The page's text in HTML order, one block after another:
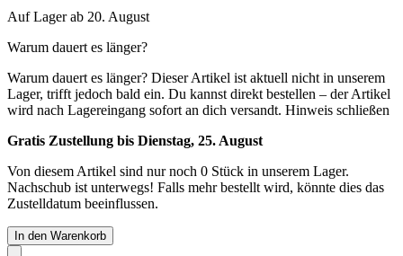
Auf Lager ab 20. August
Warum dauert es länger?
Warum dauert es länger? Dieser Artikel ist aktuell nicht in unserem
Lager, trifft jedoch bald ein. Du kannst direkt bestellen – der Artikel
wird nach Lagereingang sofort an dich versandt. Hinweis schließen
Gratis Zustellung bis Dienstag, 25. August
Von diesem Artikel sind nur noch 0 Stück in unserem Lager.
Nachschub ist unterwegs! Falls mehr bestellt wird, könnte dies das
Zustelldatum beeinflussen.
In den Warenkorb